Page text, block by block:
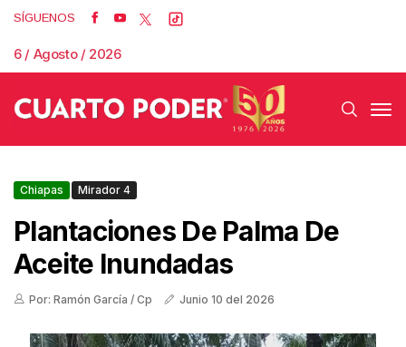
SÍGUENOS
6 / Agosto / 2026
Chiapas Mirador 4
Plantaciones De Palma De
Aceite Inundadas
Por: Ramón García / Cp Junio 10 del 2026